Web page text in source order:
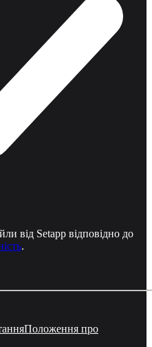
від Setapp відповідно до
.
Положення про